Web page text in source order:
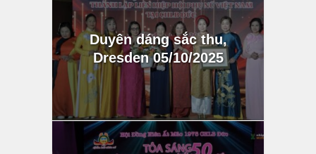
Duyên dáng sắc thu,
Dresden 05/10/2025